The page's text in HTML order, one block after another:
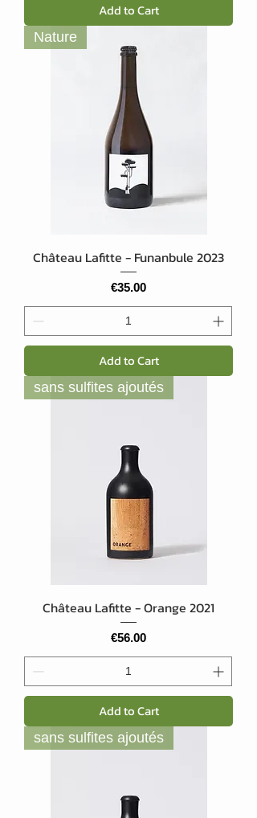
Add to Cart
Nature
Château Lafitte - Funanbule 2023
Price
€35.00
Add to Cart
sans sulfites ajoutés
Château Lafitte - Orange 2021
Price
€56.00
Add to Cart
sans sulfites ajoutés